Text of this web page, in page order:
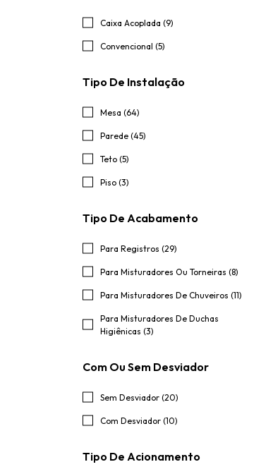
Caixa Acoplada (9)
Convencional (5)
Tipo De Instalação
Mesa (64)
Parede (45)
Teto (5)
Piso (3)
Tipo De Acabamento
Para Registros (29)
Para Misturadores Ou Torneiras (8)
Para Misturadores De Chuveiros (11)
Para Misturadores De Duchas
Higiênicas (3)
Com Ou Sem Desviador
Sem Desviador (20)
Com Desviador (10)
Tipo De Acionamento